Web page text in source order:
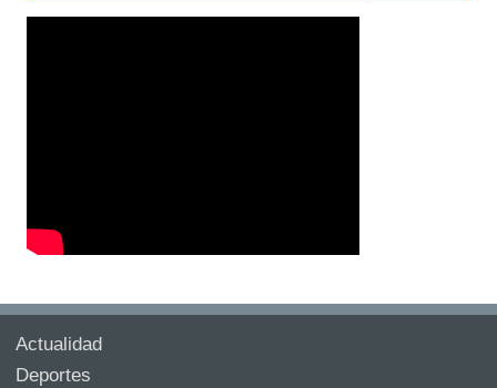
Actualidad
Deportes